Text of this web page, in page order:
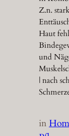
Z.n.
Haut
und
| nach
in